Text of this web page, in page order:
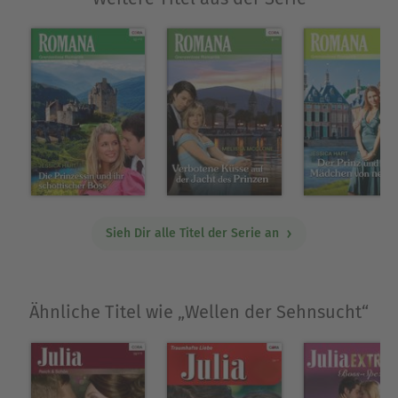
Sieh Dir alle Titel der Serie an
Ähnliche Titel wie „Wellen der Sehnsucht“